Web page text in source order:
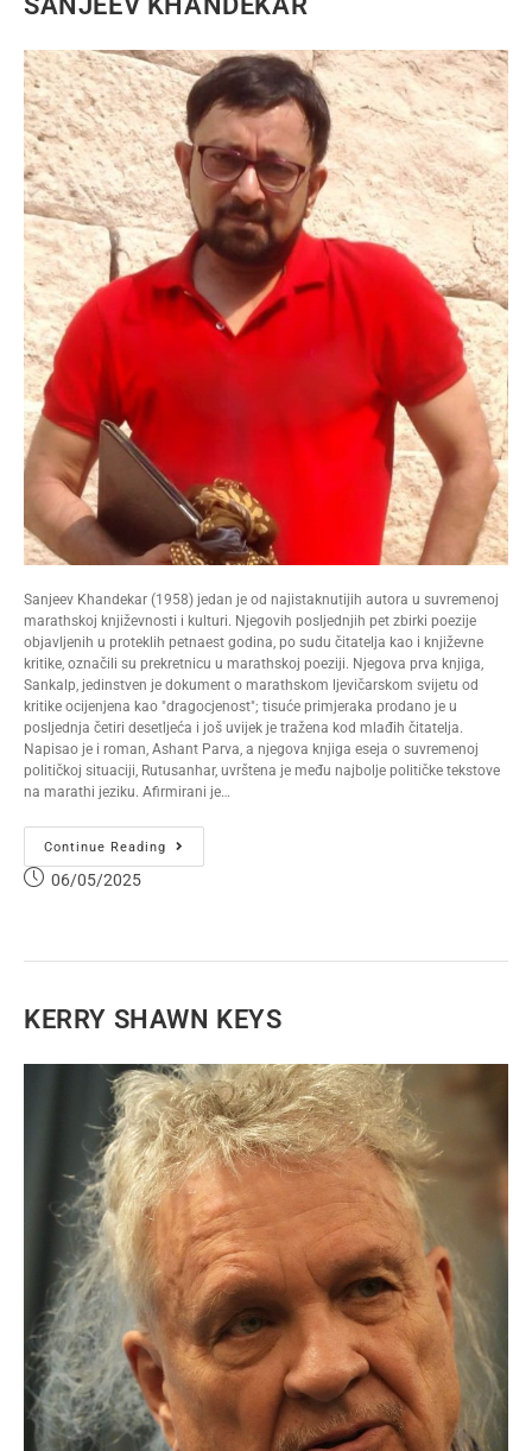
Sanjeev Khandekar (1958) jedan je od najistaknutijih autora u suvremenoj
marathskoj književnosti i kulturi. Njegovih posljednjih pet zbirki poezije
objavljenih u proteklih petnaest godina, po sudu čitatelja kao i književne
kritike, označili su prekretnicu u marathskoj poeziji. Njegova prva knjiga,
Sankalp, jedinstven je dokument o marathskom ljevičarskom svijetu od
kritike ocijenjena kao "dragocjenost"; tisuće primjeraka prodano je u
posljednja četiri desetljeća i još uvijek je tražena kod mlađih čitatelja.
Napisao je i roman, Ashant Parva, a njegova knjiga eseja o suvremenoj
političkoj situaciji, Rutusanhar, uvrštena je među najbolje političke tekstove
na marathi jeziku. Afirmirani je…
Continue Reading
06/05/2025
KERRY SHAWN KEYS